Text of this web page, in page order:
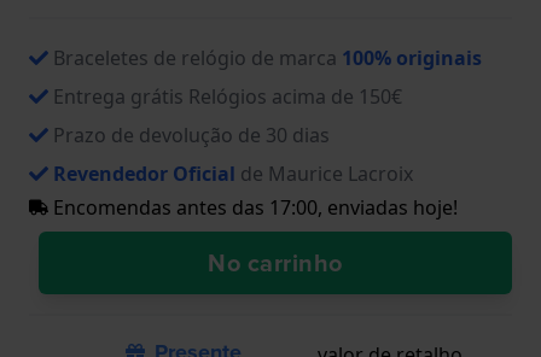
Braceletes de relógio de marca 100% originais
Entrega grátis Relógios acima de 150€
Prazo de devolução de 30 dias
Revendedor Oficial de Maurice Lacroix
Encomendas antes das 17:00, enviadas hoje!
No carrinho